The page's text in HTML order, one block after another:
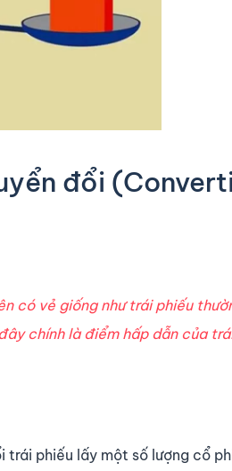
đổi
có vẻ giống như trái phiếu
chính là điểm hấp dẫn của
trái phiếu lấy một số lượng cổ